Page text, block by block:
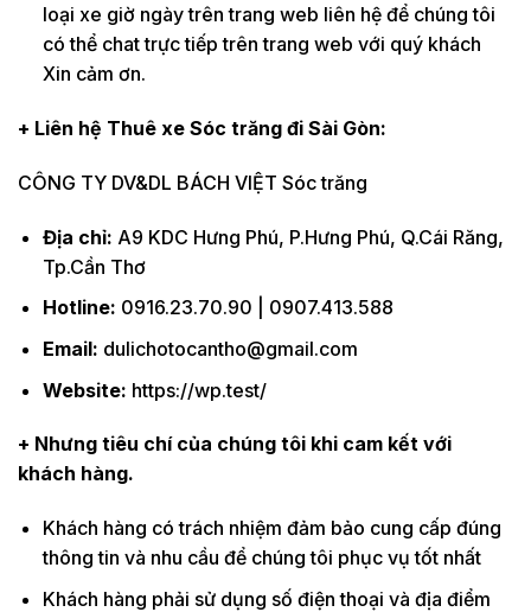
loại xe giờ ngày trên trang web liên hệ để chúng tôi
có thể chat trực tiếp trên trang web với quý khách
Xin cảm ơn.
+ Liên hệ Thuê xe Sóc trăng đi Sài Gòn:
CÔNG TY DV&DL BÁCH VIỆT Sóc trăng
Địa chỉ: A9 KDC Hưng Phú, P.Hưng Phú, Q.Cái Răng,
Tp.Cần Thơ
Hotline: 0916.23.70.90 | 0907.413.588
Email: dulichotocantho@gmail.com
Website: https://wp.test/
+ Nhưng tiêu chí của chúng tôi khi cam kết với
khách hàng.
Khách hàng có trách nhiệm đảm bảo cung cấp đúng
thông tin và nhu cầu để chúng tôi phục vụ tốt nhất
Khách hàng phải sử dụng số điện thoại và địa điểm